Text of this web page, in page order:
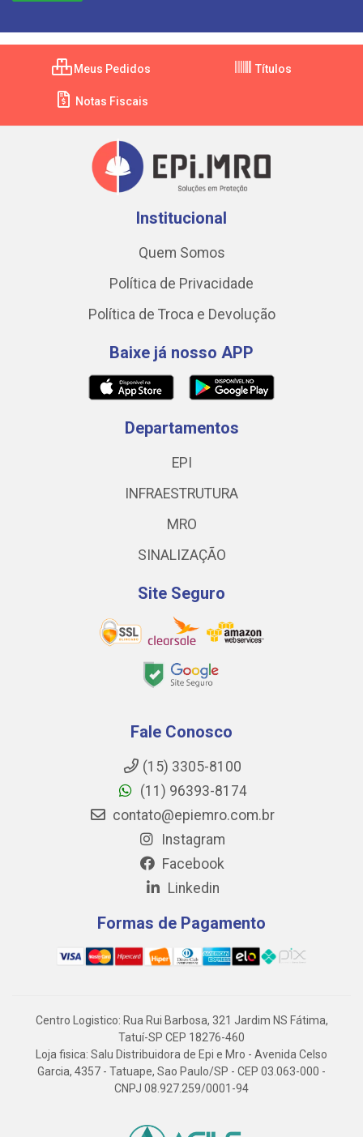
Meus Pedidos Títulos
Notas Fiscais
Institucional
Quem Somos
Política de Privacidade
Política de Troca e Devolução
Baixe já nosso APP
Departamentos
EPI
INFRAESTRUTURA
MRO
SINALIZAÇÃO
Site Seguro
Fale Conosco
(15) 3305-8100
(11) 96393-8174
contato@epiemro.com.br
Instagram
Facebook
Linkedin
Formas de Pagamento
Centro Logistico: Rua Rui Barbosa, 321 Jardim NS Fátima,
Tatuí-SP CEP 18276-460
Loja fisica: Salu Distribuidora de Epi e Mro - Avenida Celso
Garcia, 4357 - Tatuape, Sao Paulo/SP - CEP 03.063-000 -
CNPJ 08.927.259/0001-94